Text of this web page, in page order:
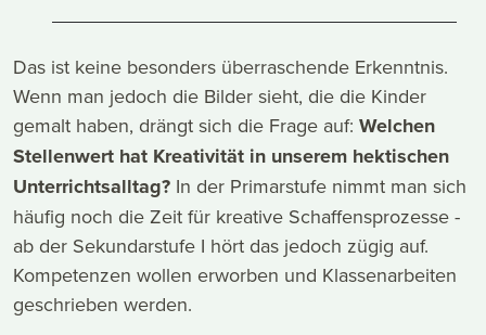
Das ist keine besonders überraschende Erkenntnis.
Wenn man jedoch die Bilder sieht, die die Kinder
gemalt haben, drängt sich die Frage auf: Welchen
Stellenwert hat Kreativität in unserem hektischen
Unterrichtsalltag? In der Primarstufe nimmt man sich
häufig noch die Zeit für kreative Schaffensprozesse -
ab der Sekundarstufe I hört das jedoch zügig auf.
Kompetenzen wollen erworben und Klassenarbeiten
geschrieben werden.